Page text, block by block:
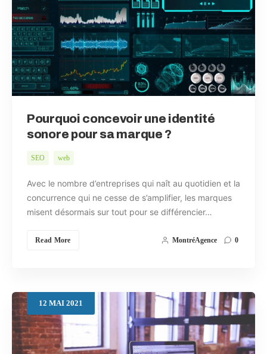
Pourquoi concevoir une identité
sonore pour sa marque ?
SEO web
Avec le nombre d’entreprises qui naît au quotidien et la
concurrence qui ne cesse de s’amplifier, les marques
misent désormais sur tout pour se différencier…
Read More MontréAgence 0
12 MAI 2021